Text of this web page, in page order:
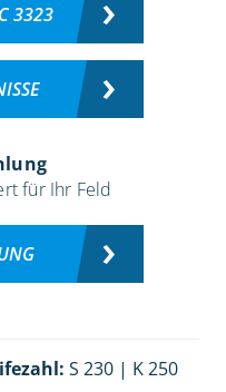
3323
für Ihr Feld
S 230 | K 250